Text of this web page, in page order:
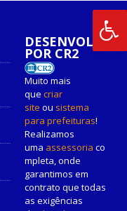
DESENVOLVIDO
POR CR2
Muito mais
que criar
site ou sistema
para prefeituras!
Realizamos
uma assessoria co
mpleta, onde
garantimos em
contrato que todas
as exigências